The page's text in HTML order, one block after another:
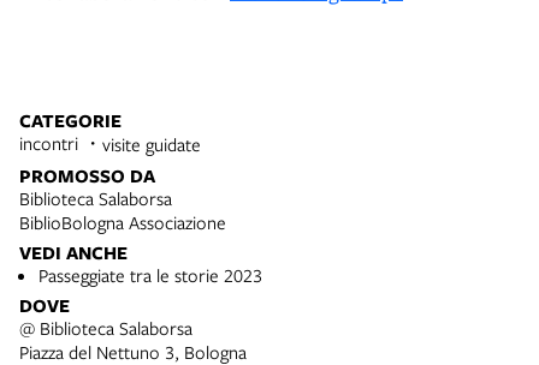
CATEGORIE
incontri visite guidate
PROMOSSO DA
Biblioteca Salaborsa
BiblioBologna Associazione
VEDI ANCHE
Passeggiate tra le storie 2023
DOVE
@ Biblioteca Salaborsa
Piazza del Nettuno 3, Bologna